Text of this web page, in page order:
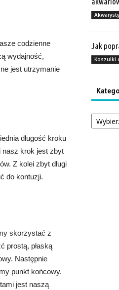
codzienne
wydajność,
jest utrzymanie
długość kroku
nasz krok jest zbyt
Z kolei zbyt długi
do kontuzji.
skorzystać z
prostą, płaską
Następnie
punkt końcowy.
jest naszą
Jak
Koszulki